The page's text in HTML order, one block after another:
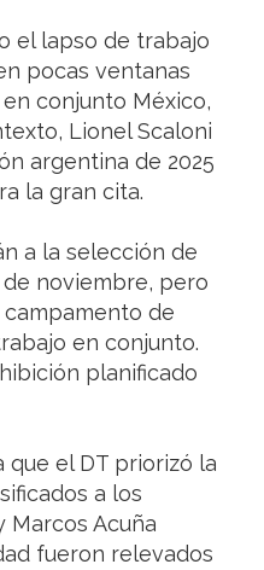
el lapso de trabajo
pocas ventanas
conjunto México,
Lionel Scaloni
argentina de 2025
la gran cita.
a la selección de
noviembre, pero
de
en conjunto.
planificado
que el DT priorizó la
a los
Marcos Acuña
fueron relevados